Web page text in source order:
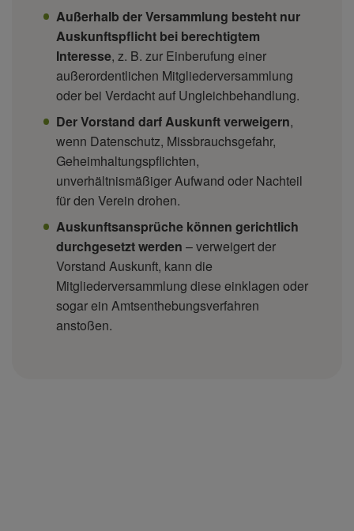
Außerhalb der Versammlung besteht nur
Auskunftspflicht bei berechtigtem
Interesse, z. B. zur Einberufung einer
außerordentlichen Mitgliederversammlung
oder bei Verdacht auf Ungleichbehandlung.
Der Vorstand darf Auskunft verweigern,
wenn Datenschutz, Missbrauchsgefahr,
Geheimhaltungspflichten,
unverhältnismäßiger Aufwand oder Nachteil
für den Verein drohen.
Auskunftsansprüche können gerichtlich
durchgesetzt werden – verweigert der
Vorstand Auskunft, kann die
Mitgliederversammlung diese einklagen oder
sogar ein Amtsenthebungsverfahren
anstoßen.